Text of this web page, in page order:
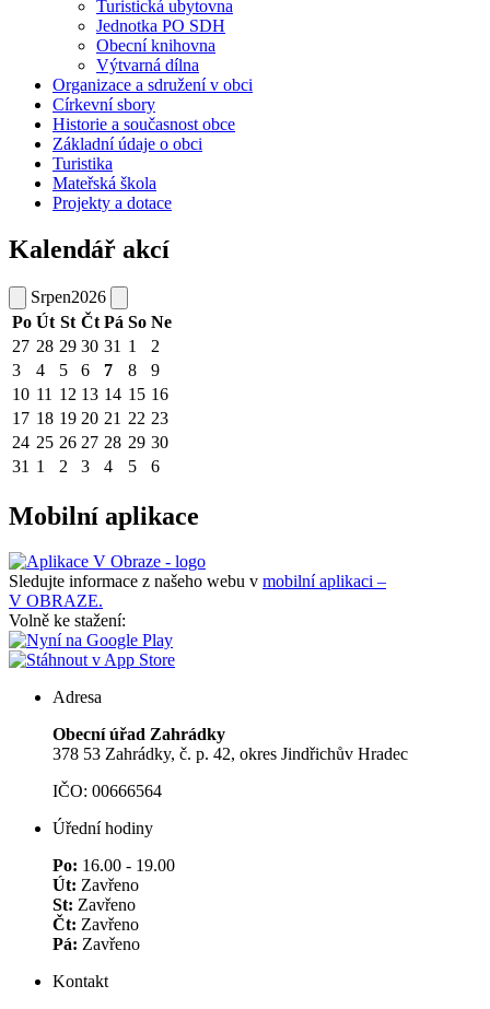
Turistická ubytovna
Jednotka PO SDH
Obecní knihovna
Výtvarná dílna
Organizace a sdružení v obci
Církevní sbory
Historie a současnost obce
Základní údaje o obci
Turistika
Mateřská škola
Projekty a dotace
Kalendář akcí
Srpen2026
Po Út St Čt Pá So Ne
27 28 29 30 31 1
2
3
4 5 6 7 8
9
10 11 12 13 14 15 16
17 18 19 20 21 22 23
24 25 26 27 28 29 30
31 1 2 3 4 5 6
Mobilní aplikace
Sledujte informace z našeho webu v mobilní aplikaci –
V OBRAZE.
Volně ke stažení:
Adresa
Obecní úřad Zahrádky
378 53 Zahrádky, č. p. 42, okres Jindřichův Hradec
IČO: 00666564
Úřední hodiny
Po: 16.00 - 19.00
Út: Zavřeno
St: Zavřeno
Čt: Zavřeno
Pá: Zavřeno
Kontakt